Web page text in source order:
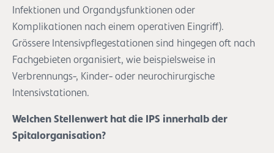
Infektionen und Organdysfunktionen oder
Komplikationen nach einem operativen Eingriff).
Grössere Intensivpflegestationen sind hingegen oft nach
Fachgebieten organisiert, wie beispielsweise in
Verbrennungs-, Kinder- oder neurochirurgische
Intensivstationen.
Welchen Stellenwert hat die IPS innerhalb der
Spitalorganisation?